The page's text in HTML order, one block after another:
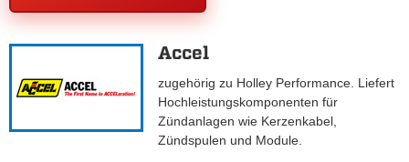
Accel
zugehörig zu Holley Performance. Liefert
Hochleistungskomponenten für
Zündanlagen wie Kerzenkabel,
Zündspulen und Module.